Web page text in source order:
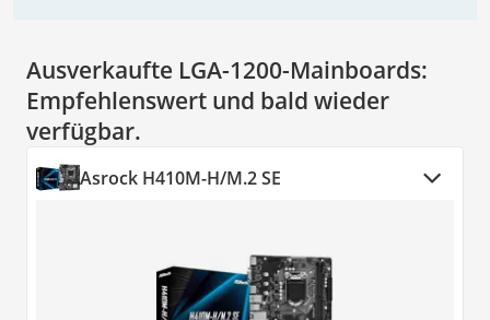
Ausverkaufte LGA-1200-Mainboards:
Empfehlenswert und bald wieder
verfügbar.
Asrock H410M-H/M.2 SE